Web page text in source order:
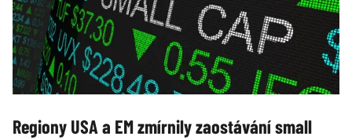
Regiony USA a EM zmírnily zaostávání small